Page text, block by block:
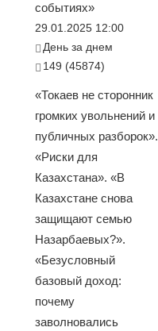
событиях»
29.01.2025 12:00
День за днем
149 (45874)
«Токаев не сторонник
громких увольнений и
публичных разборок».
«Риски для
Казахстана». «В
Казахстане снова
защищают семью
Назарбаевых?».
«Безусловный
базовый доход:
почему
заволновались